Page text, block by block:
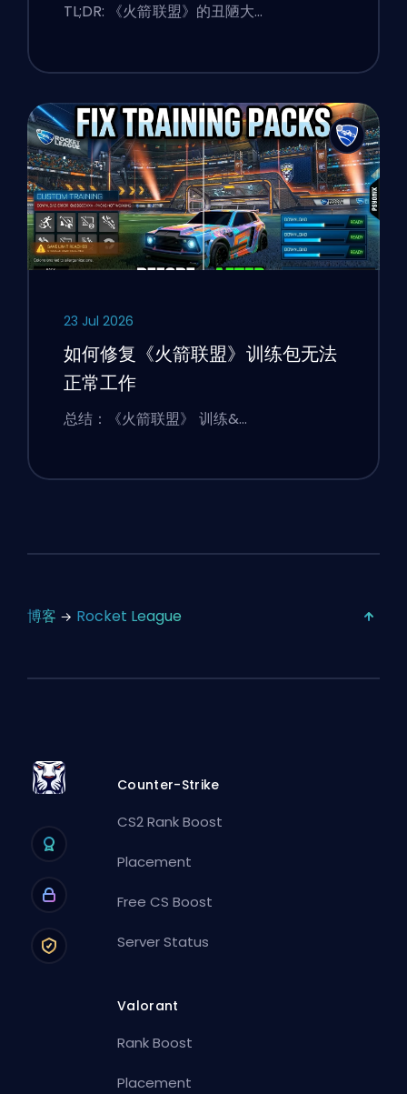
TL;DR: 《火箭联盟》的丑陋大…
23 Jul 2026
如何修复《火箭联盟》训练包无法
正常工作
总结：《火箭联盟》 训练&…
博客 Rocket League
Counter-Strike
CS2 Rank Boost
Placement
Free CS Boost
Server Status
Valorant
Rank Boost
Placement